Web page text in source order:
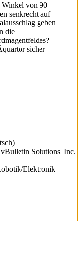
Winkel von 90
senkrecht auf
geben
die
sicher
Solutions, Inc.
Elektronik